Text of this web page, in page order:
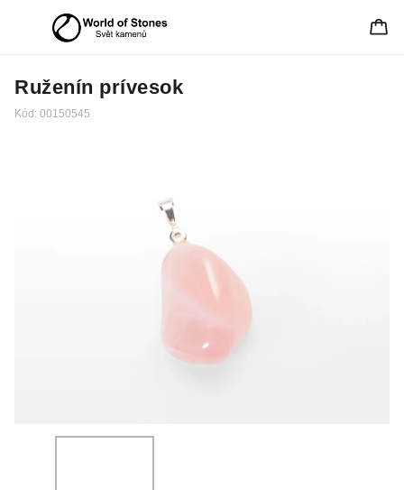
Ruženín prívesok
Kód: 00150545